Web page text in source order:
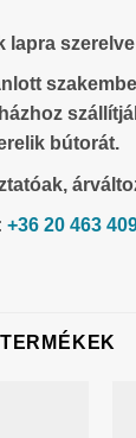
lapra
bútorát.
+36 20 463